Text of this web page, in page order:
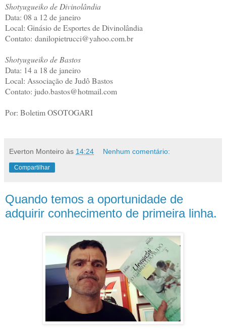
Shotyugueiko de Divinolândia
Data: 08 a 12 de janeiro
Local: Ginásio de Esportes de Divinolândia
Contato: danilopietrucci@yahoo.com.br
Shotyugueiko de Bastos
Data: 14 a 18 de janeiro
Local: Associação de Judô Bastos
Contato: judo.bastos@hotmail.com
Por: Boletim OSOTOGARI
Everton Monteiro às 14:24 Nenhum comentário:
Compartilhar
Quando temos a oportunidade de
adquirir conhecimento de primeira linha.